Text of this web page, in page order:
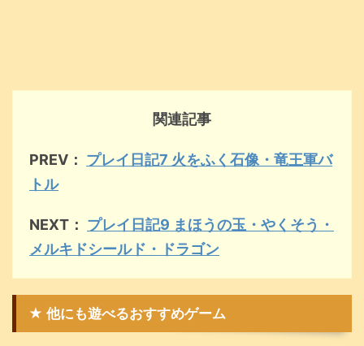
関連記事
PREV： プレイ日記7 火をふく石像・竜王軍バ
トル
NEXT： プレイ日記9 まほうの玉・やくそう・
メルキドシールド・ドラゴン
★ 他にも遊べるおすすめゲーム